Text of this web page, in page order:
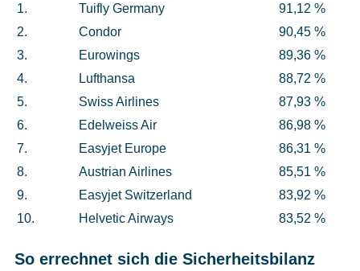
1.
Tuifly Germany
91,12 %
2.
Condor
90,45 %
3.
Eurowings
89,36 %
4.
Lufthansa
88,72 %
5.
Swiss Airlines
87,93 %
6.
Edelweiss Air
86,98 %
7.
Easyjet Europe
86,31 %
8.
Austrian Airlines
85,51 %
9.
Easyjet Switzerland
83,92 %
10.
Helvetic Airways 83,52 %
So errechnet sich die Sicherheitsbilanz